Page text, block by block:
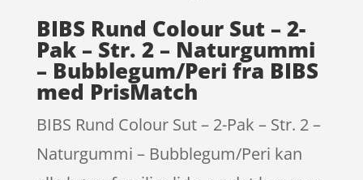
BIBS Rund Colour Sut – 2-
Pak – Str. 2 – Naturgummi
– Bubblegum/Peri fra BIBS
med PrisMatch
BIBS Rund Colour Sut – 2-Pak – Str. 2 –
Naturgummi – Bubblegum/Peri kan